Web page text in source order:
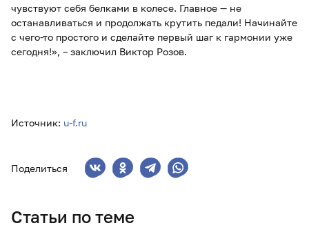
чувствуют себя белками в колесе. Главное — не
останавливаться и продолжать крутить педали! Начинайте
с чего-то простого и сделайте первый шаг к гармонии уже
сегодня!», – заключил Виктор Розов.
Источник: u-f.ru
Поделиться
Статьи по теме